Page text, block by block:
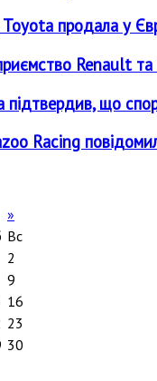
продала у
Renault
підтвердив, що
Racing
»
Вс
2
9
16
23
30